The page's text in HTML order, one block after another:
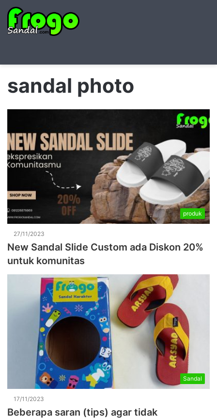
for
sandal photo
produk
27/11/2023
New Sandal Slide Custom ada Diskon 20%
untuk komunitas
Sandal
17/11/2023
Beberapa saran (tips) agar tidak